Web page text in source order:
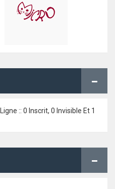
:: 0 Inscrit, 0 Invisible Et 1